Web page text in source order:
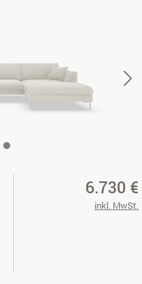
6.730 €
inkl. MwSt.